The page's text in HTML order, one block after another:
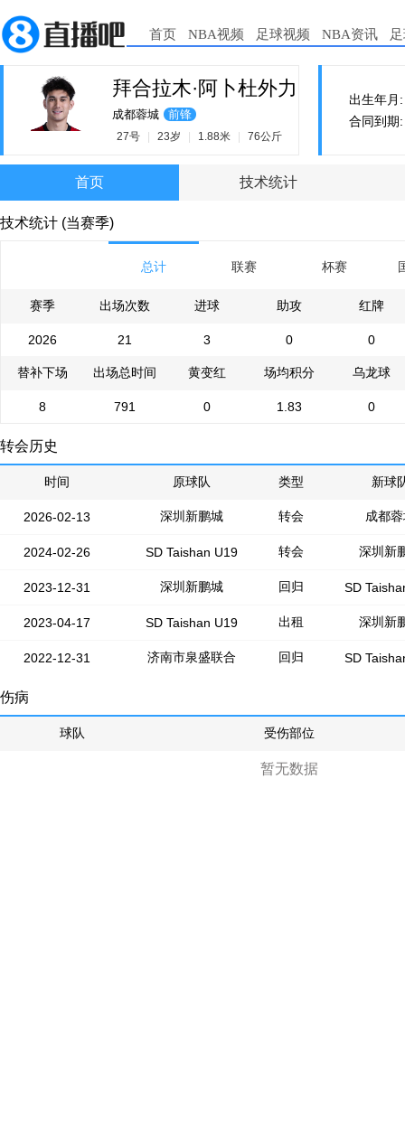
首页 NBA视频 足球视频 NBA资讯
拜合拉木·阿卜杜外力
成都蓉城 前锋
27号 23岁 1.88米 76公斤
出生年月
合同到期
首页 技术统计
技术统计 (当赛季)
总计 联赛 杯赛
赛季 出场次数 进球 助攻 红牌
2026 21 3 0 0
替补下场 出场总时间 黄变红 场均积分 乌龙球
8 791 0 1.83 0
转会历史
时间 原球队 类型 新球
2026-02-13 深圳新鹏城 转会 成都
2024-02-26 SD Taishan U19 转会 深圳新
2023-12-31 深圳新鹏城 回归 SD
2023-04-17 SD Taishan U19 出租 深圳新
2022-12-31 济南市泉盛联合 回归 SD
伤病
球队 受伤部位
暂无数据